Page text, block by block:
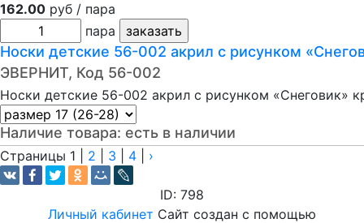
162.00 руб / пара
пара
Носки детские 56-002 акрил с рисунком
ЭВЕРНИТ, Код 56-002
Носки детские 56-002 акрил с рисунком «Снеговик»
Наличие товара: есть в наличии
Страницы 1 2 3 4 ›
ID: 798
Личный кабинет Сайт создан с помощью